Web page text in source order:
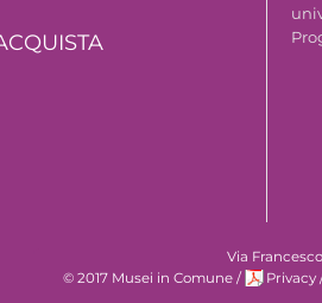
Via
© 2017 Musei in Comune / Privacy